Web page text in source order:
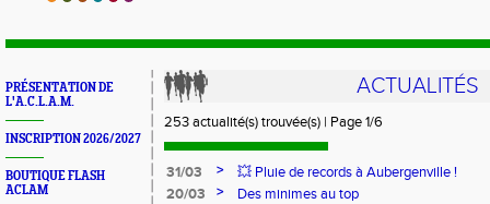
PRÉSENTATION DE
L'A.C.L.A.M.
INSCRIPTION 2026/2027
BOUTIQUE FLASH
ACLAM
ACTUALITÉS
253 actualité(s) trouvée(s) | Page 1/6
31/03 >
💥 Pluie de records à Aubergenville !
20/03
>
Des minimes au top